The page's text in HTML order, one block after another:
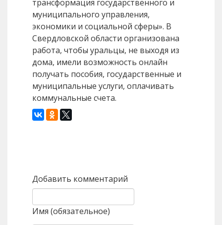
трансформация государственного и
муниципального управления,
экономики и социальной сферы». В
Свердловской области организована
работа, чтобы уральцы, не выходя из
дома, имели возможность онлайн
получать пособия, государственные и
муниципальные услуги, оплачивать
коммунальные счета.
Добавить комментарий
Имя (обязательное)